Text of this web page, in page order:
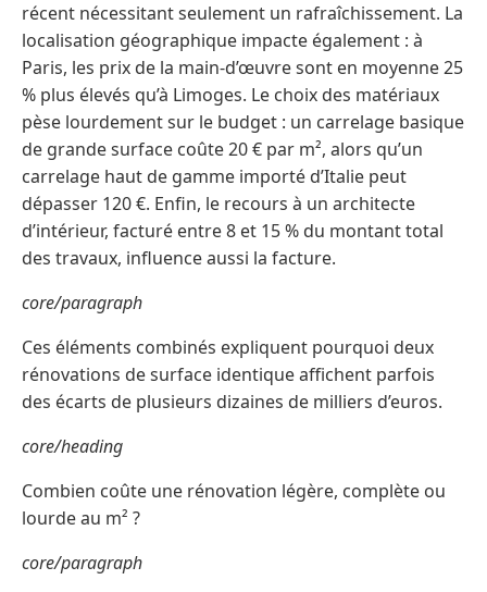
récent nécessitant seulement un rafraîchissement. La
localisation géographique impacte également : à
Paris, les prix de la main-d’œuvre sont en moyenne 25
% plus élevés qu’à Limoges. Le choix des matériaux
pèse lourdement sur le budget : un carrelage basique
de grande surface coûte 20 € par m², alors qu’un
carrelage haut de gamme importé d’Italie peut
dépasser 120 €. Enfin, le recours à un architecte
d’intérieur, facturé entre 8 et 15 % du montant total
des travaux, influence aussi la facture.
core/paragraph
Ces éléments combinés expliquent pourquoi deux
rénovations de surface identique affichent parfois
des écarts de plusieurs dizaines de milliers d’euros.
core/heading
Combien coûte une rénovation légère, complète ou
lourde au m² ?
core/paragraph